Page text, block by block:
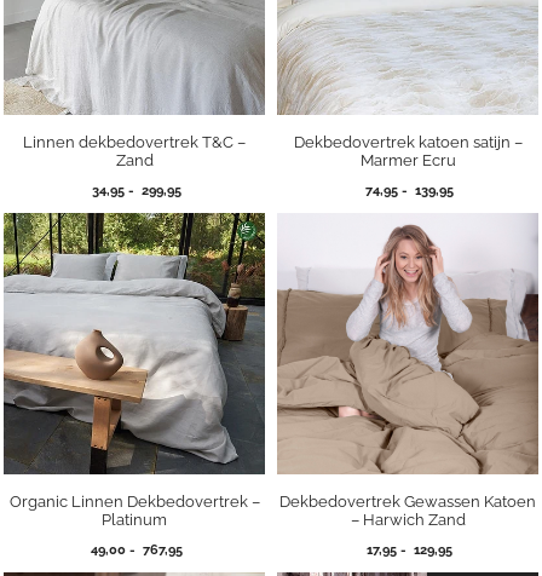
Linnen dekbedovertrek T&C –
Zand
34,95 - 299,95Prijsklasse:
tot
299,95
Dekbedovertrek katoen satijn –
Marmer Ecru
74,95 - 139,95Prijsklasse:
Organic Linnen Dekbedovertrek –
Platinum
49,00 - 767,95Prijsklasse:
Dekbedovertrek Gewassen Katoen
– Harwich Zand
17,95 - 129,95Prijsklasse: